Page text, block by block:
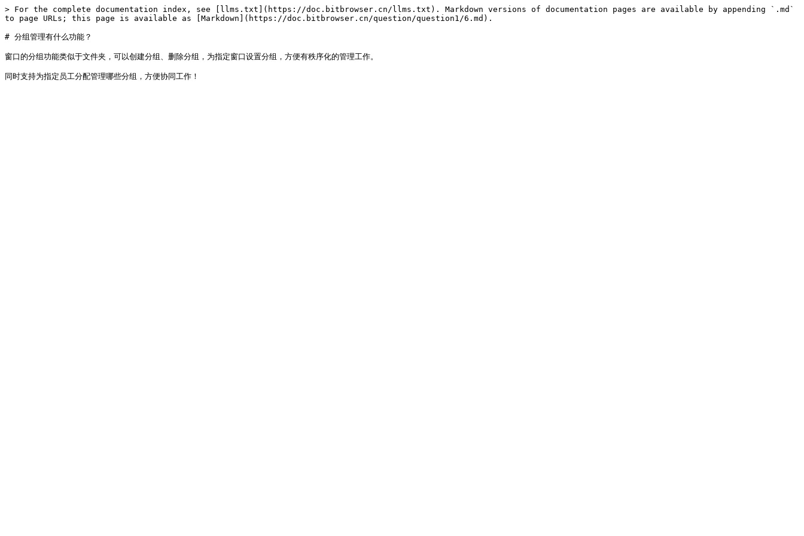
> For the complete documentation index, see [llms.txt](https://doc.bitbrowser.cn/llms.txt). Markdown versions of documentation pages are available by appending `.md`
to page URLs; this page is available as [Markdown](https://doc.bitbrowser.cn/question/question1/6.md).
# 分组管理有什么功能？
窗口的分组功能类似于文件夹，可以创建分组、删除分组，为指定窗口设置分组，方便有秩序化的管理工作。